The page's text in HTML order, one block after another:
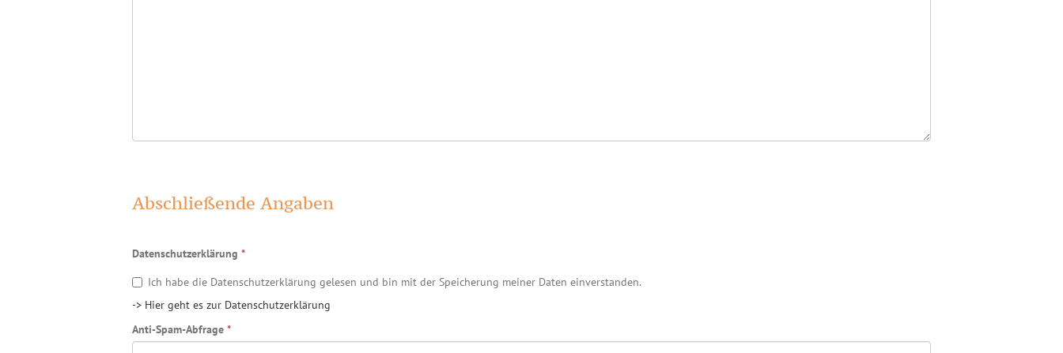
Abschließende Angaben
Datenschutzerklärung *
Ich habe die Datenschutzerklärung gelesen und bin mit der Speicherung meiner Daten einverstanden.
-> Hier geht es zur Datenschutzerklärung
Anti-Spam-Abfrage *